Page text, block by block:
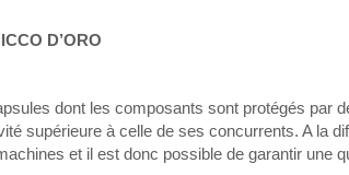
D’ORO
dont les composants sont protégés par
supérieure à celle de ses concurrents. A la
et il est donc possible de garantir une